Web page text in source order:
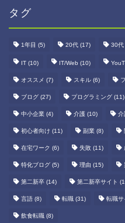
タグ
1年目 (5) 20代 (17) 30代
IT (10) IT/Web (10)
オススメ (7) スキル (6)
ブログ (27) プログラミング (11)
中小企業 (4) 介護 (10) 介
初心者向け (11) 副業 (8)
在宅ワーク (6) 失敗 (11)
特化ブログ (5) 理由 (15)
第二新卒 (14) 第二新卒サイト
言語 (8) 転職 (31) 転職サ
飲食転職 (8)